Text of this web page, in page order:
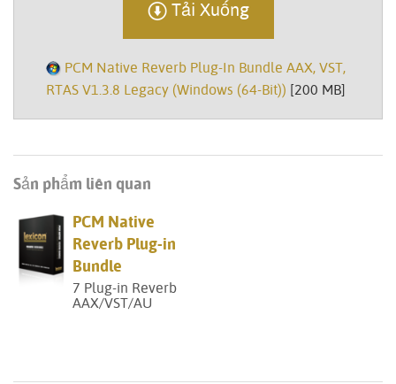
Tải Xuống
PCM Native Reverb Plug-In Bundle AAX, VST,
RTAS V1.3.8 Legacy (Windows (64-Bit)) [200 MB]
Sản phẩm liên quan
PCM Native
Reverb Plug-in
Bundle
7 Plug-in Reverb
AAX/VST/AU